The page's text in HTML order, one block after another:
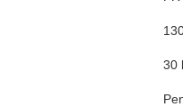
30